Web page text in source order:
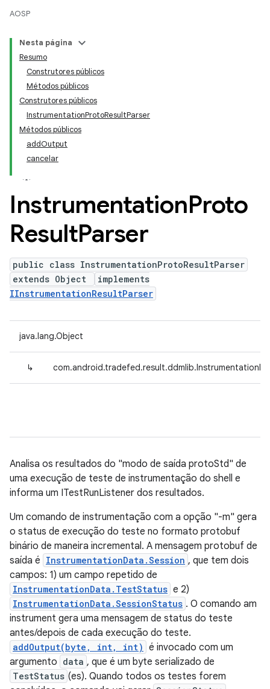
AOSP
Nesta página
Resumo
Construtores públicos
Métodos públicos
Construtores públicos
InstrumentationProtoResultParser
Métodos públicos
addOutput
cancelar
InstrumentationProto
ResultParser
public class InstrumentationProtoResultParser
extends Object
implements
IInstrumentationResultParser
java.lang.Object
↳
Analisa os resultados do "modo de saída protoStd" de
uma execução de teste de instrumentação do shell e
informa um ITestRunListener dos resultados.
Um comando de instrumentação com a opção "-m" gera
o status de execução do teste no formato protobuf
binário de maneira incremental. A mensagem protobuf de
saída é InstrumentationData.Session , que tem dois
campos: 1) um campo repetido de
InstrumentationData.TestStatus e 2)
InstrumentationData.SessionStatus . O comando am
instrument gera uma mensagem de status do teste
antes/depois de cada execução do teste.
addOutput(byte, int, int) é invocado com um
argumento data , que é um byte serializado de
TestStatus (es). Quando todos os testes forem